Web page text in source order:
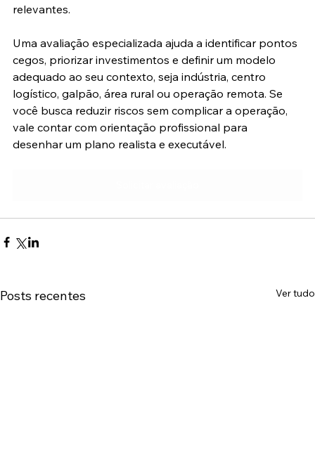
relevantes.
Uma avaliação especializada ajuda a identificar pontos
cegos, priorizar investimentos e definir um modelo
adequado ao seu contexto, seja indústria, centro
logístico, galpão, área rural ou operação remota. Se
você busca reduzir riscos sem complicar a operação,
vale contar com orientação profissional para
desenhar um plano realista e executável.
Posts recentes Ver tudo